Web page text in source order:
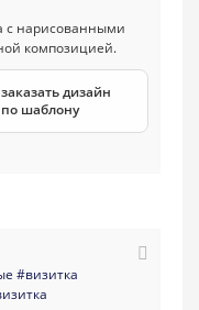
заказать дизайн
по шаблону
#визитка